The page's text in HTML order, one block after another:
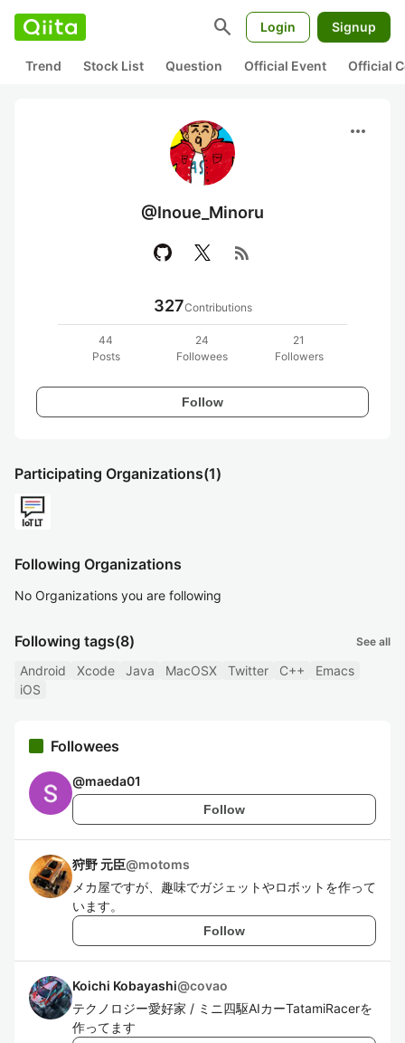
search Login Signup
Trend Stock List Question Official Event Official
more_horiz
@Inoue_Minoru
rss_feed
327Contributions
44
Posts
24
Followees
21
Followers
Follow
Participating Organizations(1)
Following Organizations
No Organizations you are following
Following tags(8) See all
Android Xcode Java MacOSX Twitter C++
Emacs
iOS
Followees
@maeda01
Follow
狩野 元臣@motoms
メカ屋ですが、趣味でガジェットやロボットを作って
います。
Follow
Koichi Kobayashi@covao
テクノロジー愛好家 / ミニ四駆AIカーTatamiRacerを
作ってます